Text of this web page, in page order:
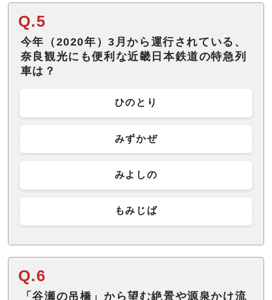
Q.5
今年（2020年）3月から運行されている、
奈良観光にも便利な近畿日本鉄道の特急列
車は？
ひのとり
みずかぜ
みよしの
もみじば
Q.6
「谷瀬の吊橋」から望む絶景や源泉かけ流